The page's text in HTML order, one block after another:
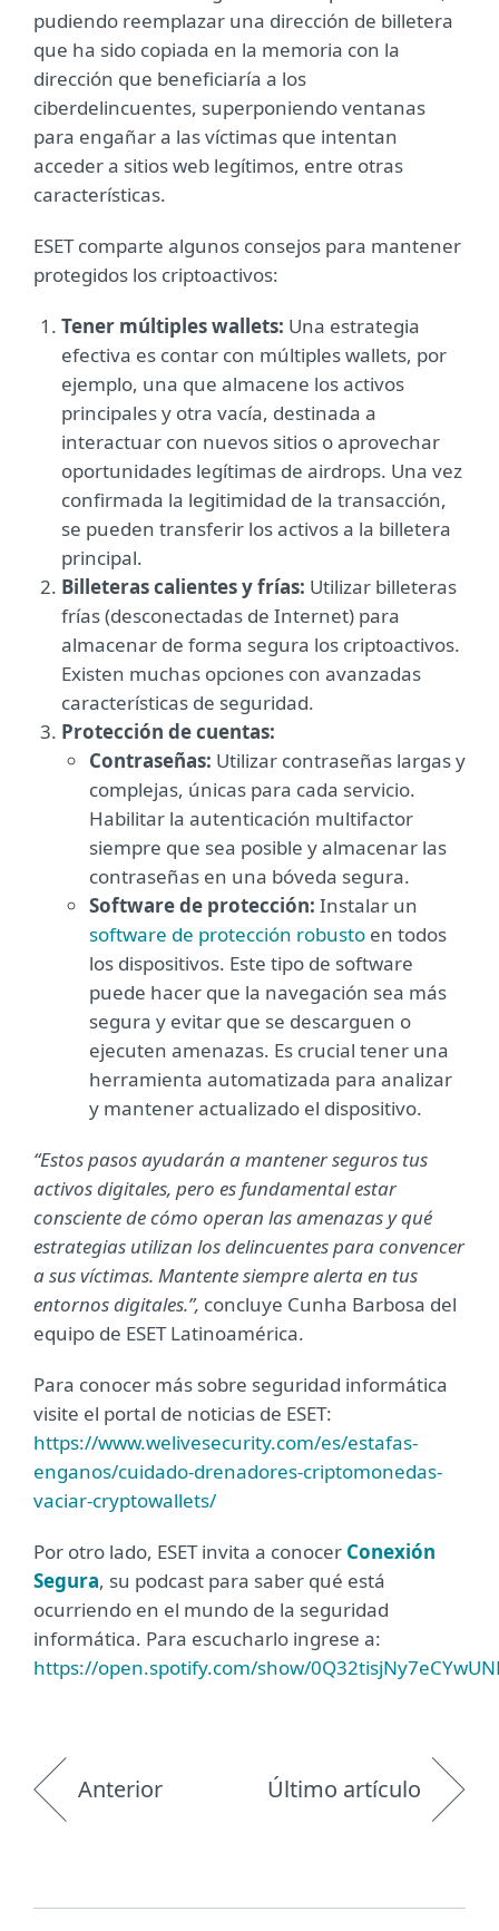
pudiendo reemplazar una dirección de billetera
que ha sido copiada en la memoria con la
dirección que beneficiaría a los
ciberdelincuentes, superponiendo ventanas
para engañar a las víctimas que intentan
acceder a sitios web legítimos, entre otras
características.
ESET comparte algunos consejos para mantener
protegidos los criptoactivos:
Tener múltiples wallets: Una estrategia
efectiva es contar con múltiples wallets, por
ejemplo, una que almacene los activos
principales y otra vacía, destinada a
interactuar con nuevos sitios o aprovechar
oportunidades legítimas de airdrops. Una vez
confirmada la legitimidad de la transacción,
se pueden transferir los activos a la billetera
principal.
Billeteras calientes y frías: Utilizar billeteras
frías (desconectadas de Internet) para
almacenar de forma segura los criptoactivos.
Existen muchas opciones con avanzadas
características de seguridad.
Protección de cuentas:
Contraseñas: Utilizar contraseñas largas y
complejas, únicas para cada servicio.
Habilitar la autenticación multifactor
siempre que sea posible y almacenar las
contraseñas en una bóveda segura.
Software de protección: Instalar un
software de protección robusto en todos
los dispositivos. Este tipo de software
puede hacer que la navegación sea más
segura y evitar que se descarguen o
ejecuten amenazas. Es crucial tener una
herramienta automatizada para analizar
y mantener actualizado el dispositivo.
“Estos pasos ayudarán a mantener seguros tus
activos digitales, pero es fundamental estar
consciente de cómo operan las amenazas y qué
estrategias utilizan los delincuentes para convencer
a sus víctimas. Mantente siempre alerta en tus
entornos digitales.”, concluye Cunha Barbosa del
equipo de ESET Latinoamérica.
Para conocer más sobre seguridad informática
visite el portal de noticias de ESET:
https://www.welivesecurity.com/es/estafas-
enganos/cuidado-drenadores-criptomonedas-
vaciar-cryptowallets/
Por otro lado, ESET invita a conocer Conexión
Segura, su podcast para saber qué está
ocurriendo en el mundo de la seguridad
informática. Para escucharlo ingrese a:
https://open.spotify.com/show/
Anterior Último artículo